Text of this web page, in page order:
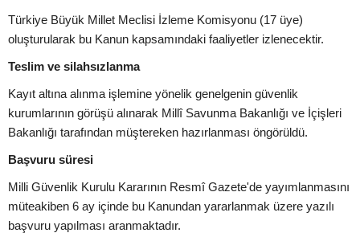
Türkiye Büyük Millet Meclisi İzleme Komisyonu (17 üye)
oluşturularak bu Kanun kapsamındaki faaliyetler izlenecektir.
Teslim ve silahsızlanma
Kayıt altına alınma işlemine yönelik genelgenin güvenlik
kurumlarının görüşü alınarak Millî Savunma Bakanlığı ve İçişleri
Bakanlığı tarafından müştereken hazırlanması öngörüldü.
Başvuru süresi
Milli Güvenlik Kurulu Kararının Resmî Gazete'de yayımlanmasını
müteakiben 6 ay içinde bu Kanundan yararlanmak üzere yazılı
başvuru yapılması aranmaktadır.